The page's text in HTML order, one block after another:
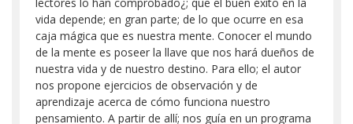
vida depende; en gran parte; de lo que ocurre en esa
caja mágica que es nuestra mente. Conocer el mundo
de la mente es poseer la llave que nos hará dueños de
nuestra vida y de nuestro destino. Para ello; el autor
nos propone ejercicios de observación y de
aprendizaje acerca de cómo funciona nuestro
pensamiento. A partir de allí; nos guía en un programa